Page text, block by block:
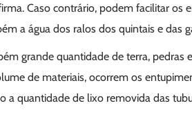
Caso contrário, podem facilitar os
a água dos ralos dos quintais e das
grande quantidade de terra, pedras
de materiais, ocorrem os
a quantidade de lixo removida das